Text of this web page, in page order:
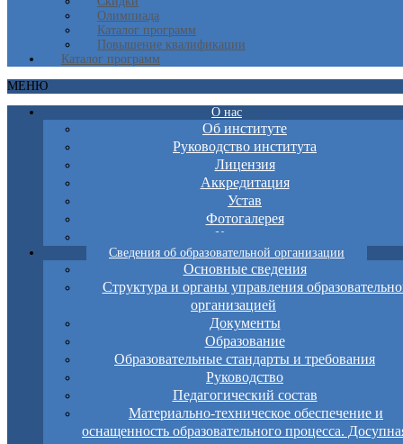
Олимпиада
Каталог программ
Повышение квалификации
Каталог программ
МЕНЮ
О нас
Об институте
Руководство института
Лицензия
Аккредитация
Устав
Фотогалерея
Контакты
Сведения об образовательной организации
Основные сведения
Структура и органы управления
организацией
Документы
Образование
Образовательные стандарты и требования
Руководство
Педагогический состав
Материально-техническое обеспечение и
оснащенность образовательного процесса.